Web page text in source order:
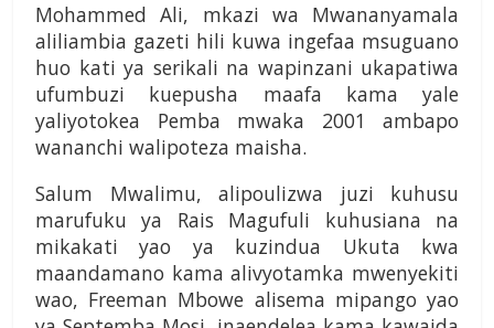
Mohammed Ali, mkazi wa Mwananyamala
aliliambia gazeti hili kuwa ingefaa msuguano
huo kati ya serikali na wapinzani ukapatiwa
ufumbuzi kuepusha maafa kama yale
yaliyotokea Pemba mwaka 2001 ambapo
wananchi walipoteza maisha.
Salum Mwalimu, alipoulizwa juzi kuhusu
marufuku ya Rais Magufuli kuhusiana na
mikakati yao ya kuzindua Ukuta kwa
maandamano kama alivyotamka mwenyekiti
wao, Freeman Mbowe alisema mipango yao